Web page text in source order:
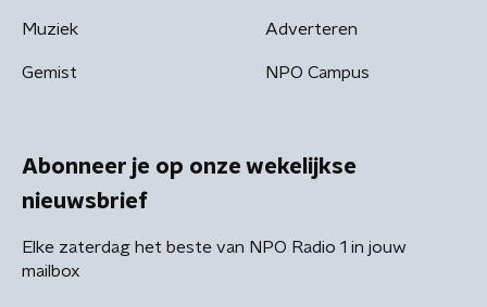
Muziek
Gemist
Adverteren
NPO Campus
Abonneer je op onze wekelijkse
nieuwsbrief
Elke zaterdag het beste van NPO Radio 1 in jouw
mailbox